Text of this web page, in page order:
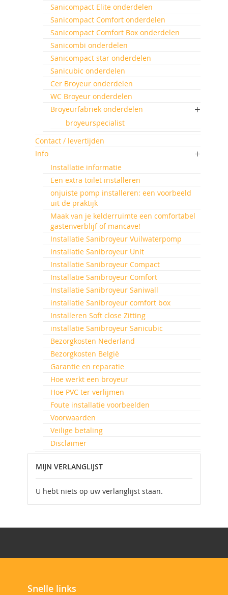
Sanicompact Elite onderdelen
Sanicompact Comfort onderdelen
Sanicompact Comfort Box onderdelen
Sanicombi onderdelen
Sanicompact star onderdelen
Sanicubic onderdelen
Cer Broyeur onderdelen
WC Broyeur onderdelen
Broyeurfabriek onderdelen
broyeurspecialist
Contact / levertijden
Info
Installatie informatie
Een extra toilet installeren
onjuiste pomp installeren: een voorbeeld
uit de praktijk
Maak van je kelderruimte een comfortabel
gastenverblijf of mancave!
Installatie Sanibroyeur Vuilwaterpomp
Installatie Sanibroyeur Unit
Installatie Sanibroyeur Compact
Installatie Sanibroyeur Comfort
Installatie Sanibroyeur Saniwall
installatie Sanibroyeur comfort box
Installeren Soft close Zitting
installatie Sanibroyeur Sanicubic
Bezorgkosten Nederland
Bezorgkosten België
Garantie en reparatie
Hoe werkt een broyeur
Hoe PVC ter verlijmen
Foute installatie voorbeelden
Voorwaarden
Veilige betaling
Disclaimer
MIJN VERLANGLIJST
U hebt niets op uw verlanglijst staan.
Snelle links